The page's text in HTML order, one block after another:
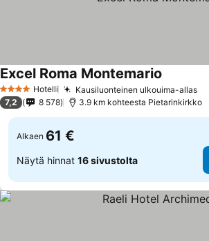
4 Tähtiluokitus
Hotelli Kausiluonteinen ulkouima-allas
Excel Roma Montemario
7,2 8 578 3.9 km kohteesta Pietarinkirkko
Alkaen 61 €
Näytä hinnat 16 sivustolta